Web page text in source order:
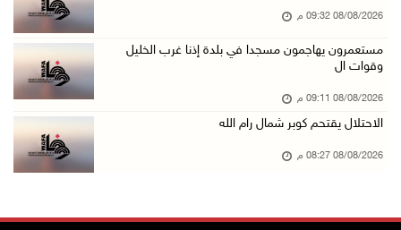
أطفال مبتورو الأطراف يتحدّون الألم بكرة القدم ...
جلسة لمجلس الأمن بشأن الضفة الغربية الثلاثاء ...
08/آب/2026 04:03 م
50 طفلا وطفلة من القدس يستعدون للمغادرة إلى ا ...
08/آب/2026 03:51 م
08/08/2026 09:32 م
مستعمرون يهاجمون مسجدا في بلدة إذنا غرب الخليل
وقوات ال
08/08/2026 09:11 م
الاحتلال يقتحم كوبر شمال رام الله
08/08/2026 08:27 م